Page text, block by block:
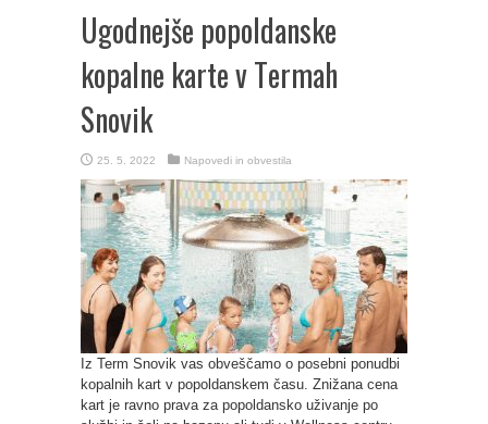
Ugodnejše popoldanske
kopalne karte v Termah
Snovik
25. 5. 2022 Napovedi in obvestila
Iz Term Snovik vas obveščamo o posebni ponudbi
kopalnih kart v popoldanskem času. Znižana cena
kart je ravno prava za popoldansko uživanje po